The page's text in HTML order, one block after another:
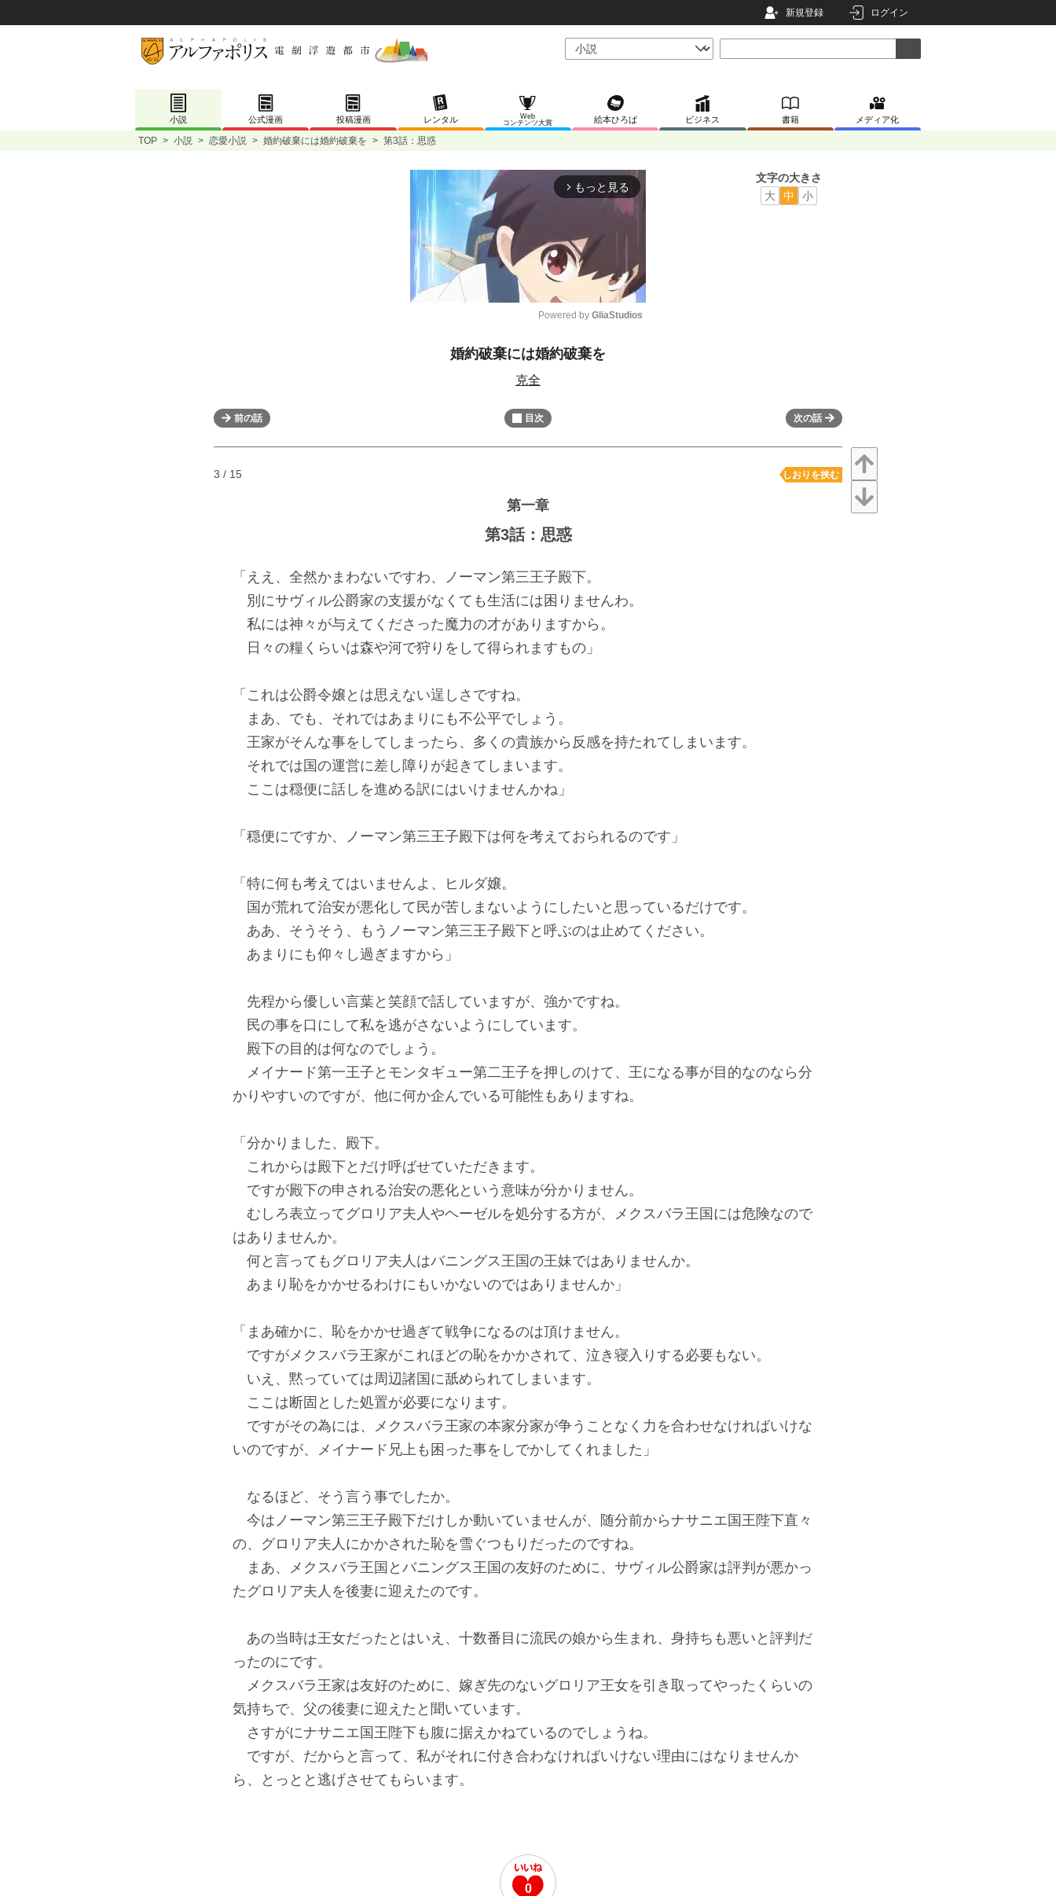
新規登録 ログイン
小説 公式漫画 投稿漫画 レンタル
Web
コンテンツ大賞
絵本ひろば ビジネス 書籍 メディア化
TOP > 小説 > 恋愛小説 > 婚約破棄には婚約破棄を > 第3話：思惑
arrow_forward_ios もっと見る
M
Powered by GliaStudios
婚約破棄には婚約破棄を
克全
文字の大きさ
大
中 小
前の話 目次 次の話
3 / 15 しおりを挟む
第一章
第3話：思惑
「ええ、全然かまわないですわ、ノーマン第三王子殿下。
別にサヴィル公爵家の支援がなくても生活には困りませんわ。
私には神々が与えてくださった魔力の才がありますから。
日々の糧くらいは森や河で狩りをして得られますもの」
「これは公爵令嬢とは思えない逞しさですね。
まあ、でも、それではあまりにも不公平でしょう。
王家がそんな事をしてしまったら、多くの貴族から反感を持たれてしまいます。
それでは国の運営に差し障りが起きてしまいます。
ここは穏便に話しを進める訳にはいけませんかね」
「穏便にですか、ノーマン第三王子殿下は何を考えておられるのです」
「特に何も考えてはいませんよ、ヒルダ嬢。
国が荒れて治安が悪化して民が苦しまないようにしたいと思っているだけです。
ああ、そうそう、もうノーマン第三王子殿下と呼ぶのは止めてください。
あまりにも仰々し過ぎますから」
先程から優しい言葉と笑顔で話していますが、強かですね。
民の事を口にして私を逃がさないようにしています。
殿下の目的は何なのでしょう。
メイナード第一王子とモンタギュー第二王子を押しのけて、王になる事が目的なのなら分
かりやすいのですが、他に何か企んでいる可能性もありますね。
「分かりました、殿下。
これからは殿下とだけ呼ばせていただきます。
ですが殿下の申される治安の悪化という意味が分かりません。
むしろ表立ってグロリア夫人やヘーゼルを処分する方が、メクスバラ王国には危険なので
はありませんか。
何と言ってもグロリア夫人はバニングス王国の王妹ではありませんか。
あまり恥をかかせるわけにもいかないのではありませんか」
「まあ確かに、恥をかかせ過ぎて戦争になるのは頂けません。
ですがメクスバラ王家がこれほどの恥をかかされて、泣き寝入りする必要もない。
いえ、黙っていては周辺諸国に舐められてしまいます。
ここは断固とした処置が必要になります。
ですがその為には、メクスバラ王家の本家分家が争うことなく力を合わせなければいけな
いのですが、メイナード兄上も困った事をしでかしてくれました」
なるほど、そう言う事でしたか。
今はノーマン第三王子殿下だけしか動いていませんが、随分前からナサニエ国王陛下直々
の、グロリア夫人にかかされた恥を雪ぐつもりだったのですね。
まあ、メクスバラ王国とバニングス王国の友好のために、サヴィル公爵家は評判が悪かっ
たグロリア夫人を後妻に迎えたのです。
あの当時は王女だったとはいえ、十数番目に流民の娘から生まれ、身持ちも悪いと評判だ
ったのにです。
メクスバラ王家は友好のために、嫁ぎ先のないグロリア王女を引き取ってやったくらいの
気持ちで、父の後妻に迎えたと聞いています。
さすがにナサニエ国王陛下も腹に据えかねているのでしょうね。
ですが、だからと言って、私がそれに付き合わなければいけない理由にはなりませんか
ら、とっとと逃げさせてもらいます。
0